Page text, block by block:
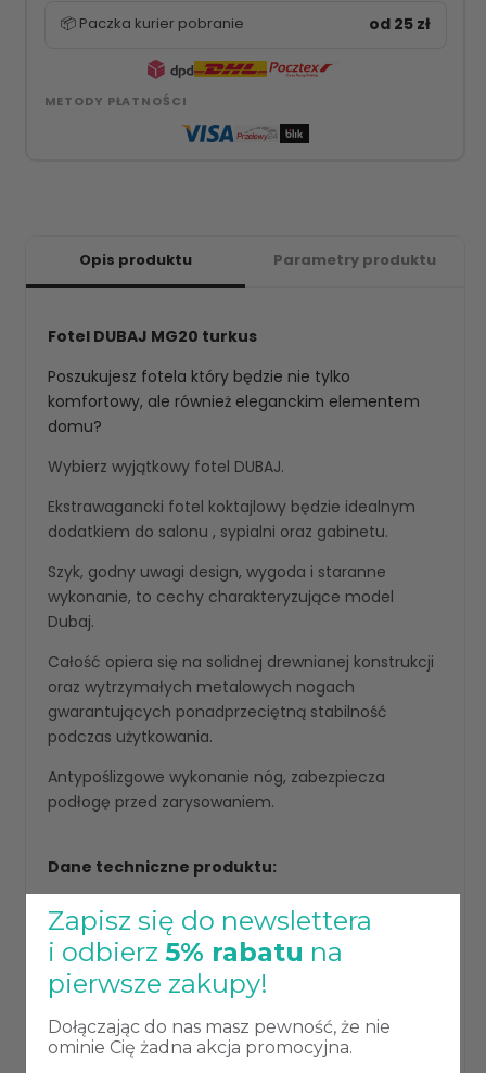
📦 Paczka kurier pobranie od 25 zł
METODY PŁATNOŚCI
Opis produktu Parametry produktu
Fotel DUBAJ MG20 turkus
Poszukujesz fotela który będzie nie tylko
komfortowy, ale również eleganckim elementem
domu?
Wybierz wyjątkowy fotel DUBAJ.
Ekstrawagancki fotel koktajlowy będzie idealnym
dodatkiem do salonu , sypialni oraz gabinetu.
Szyk, godny uwagi design, wygoda i staranne
wykonanie, to cechy charakteryzujące model
Dubaj.
Całość opiera się na solidnej drewnianej konstrukcji
oraz wytrzymałych metalowych nogach
gwarantujących ponadprzeciętną stabilność
podczas użytkowania.
Antypoślizgowe wykonanie nóg, zabezpiecza
podłogę przed zarysowaniem.
Dane techniczne produktu:
Wysokość: 81 cm,
Wysokość do siedziska: 48 cm,
Głębokość: 59 cm,
Głębokość siedziska: 48 cm,
Zapisz się do newslettera
i odbierz 5% rabatu na
pierwsze zakupy!
Dołączając do nas masz pewność, że nie
ominie Cię żadna akcja promocyjna.